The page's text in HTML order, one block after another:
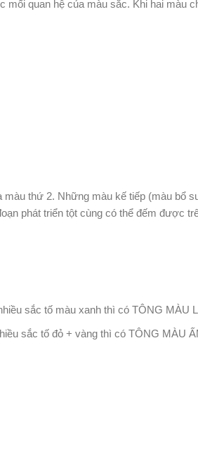
quan hệ của màu sắc. Khi hai màu
thứ 2. Những màu kế tiếp (màu bổ
phát triển tột cùng có thể đếm được
sắc tố màu xanh thì có TÔNG MÀU
sắc tố đỏ + vàng thì có TÔNG MÀU